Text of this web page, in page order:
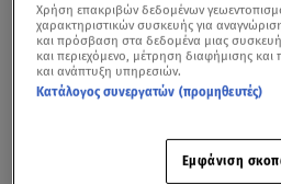
Χρήση επακριβών δεδομένων
χαρακτηριστικών συσκευής για
και πρόσβαση στα δεδομένα μιας
και περιεχόμενο, μέτρηση διαφήμισης και
και ανάπτυξη υπηρεσιών.
Κατάλογος συνεργατών (προμηθευτές)
Εμφάνιση